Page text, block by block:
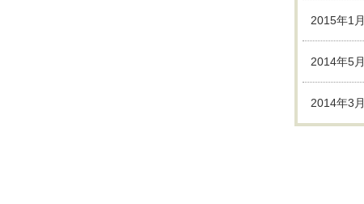
2015年1月
2014年5月
2014年3月